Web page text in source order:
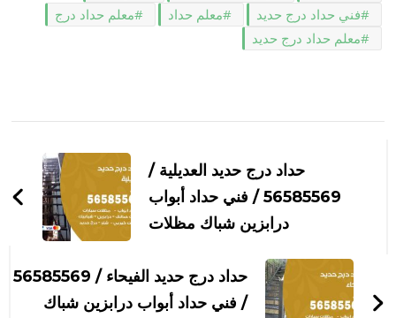
فني حداد درج حديد
معلم حداد
معلم حداد درج
معلم حداد درج حديد
التدوينات
حداد درج حديد العديلية /
56585569 / فني حداد أبواب
درابزين شباك مظلات
حداد درج حديد الفيحاء / 56585569
/ فني حداد أبواب درابزين شباك